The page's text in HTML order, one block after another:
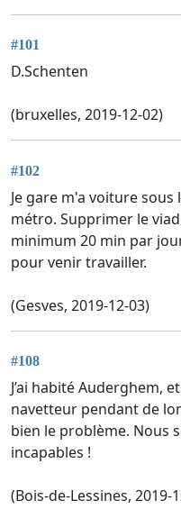
#101
D.Schenten
(bruxelles, 2019-12-02)
#102
Je gare m'a voiture
métro. Supprimer le
minimum 20 min par
pour venir travailler.
(Gesves, 2019-12-03)
#108
J’ai habité Auderghem,
navetteur pendant de
bien le problème. Nous
incapables !
(Bois-de-Lessines, 2019-